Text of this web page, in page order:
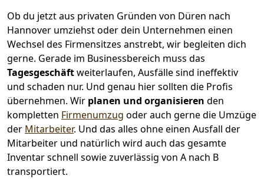
Ob du jetzt aus privaten Gründen von Düren nach
Hannover umziehst oder dein Unternehmen einen
Wechsel des Firmensitzes anstrebt, wir begleiten dich
gerne. Gerade im Businessbereich muss das
Tagesgeschäftweiterlaufen, Ausfälle sind ineffektiv
und schaden nur. Und genau hier sollten die Profis
übernehmen. Wir planen und organisieren den
kompletten Firmenumzug oder auch gerne die Umzüge
der Mitarbeiter. Und das alles ohne einen Ausfall der
Mitarbeiter und natürlich wird auch das gesamte
Inventar schnell sowie zuverlässig von A nach B
transportiert.